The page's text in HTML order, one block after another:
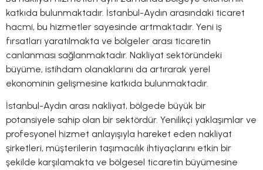
katkıda bulunmaktadır. İstanbul-Aydın arasındaki ticaret
hacmi, bu hizmetler sayesinde artmaktadır. Yeni iş
fırsatları yaratılmakta ve bölgeler arası ticaretin
canlanması sağlanmaktadır. Nakliyat sektöründeki
büyüme, istihdam olanaklarını da artırarak yerel
ekonominin gelişmesine katkıda bulunmaktadır.
İstanbul-Aydın arası nakliyat, bölgede büyük bir
potansiyele sahip olan bir sektördür. Yenilikçi yaklaşımlar ve
profesyonel hizmet anlayışıyla hareket eden nakliyat
şirketleri, müşterilerin taşımacılık ihtiyaçlarını etkin bir
şekilde karşılamakta ve bölgesel ticaretin büyümesine